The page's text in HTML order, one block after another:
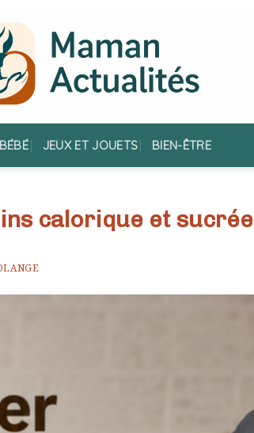
BÉBÉ JEUX ET JOUETS BIEN-ÊTRE
calorique et sucrée